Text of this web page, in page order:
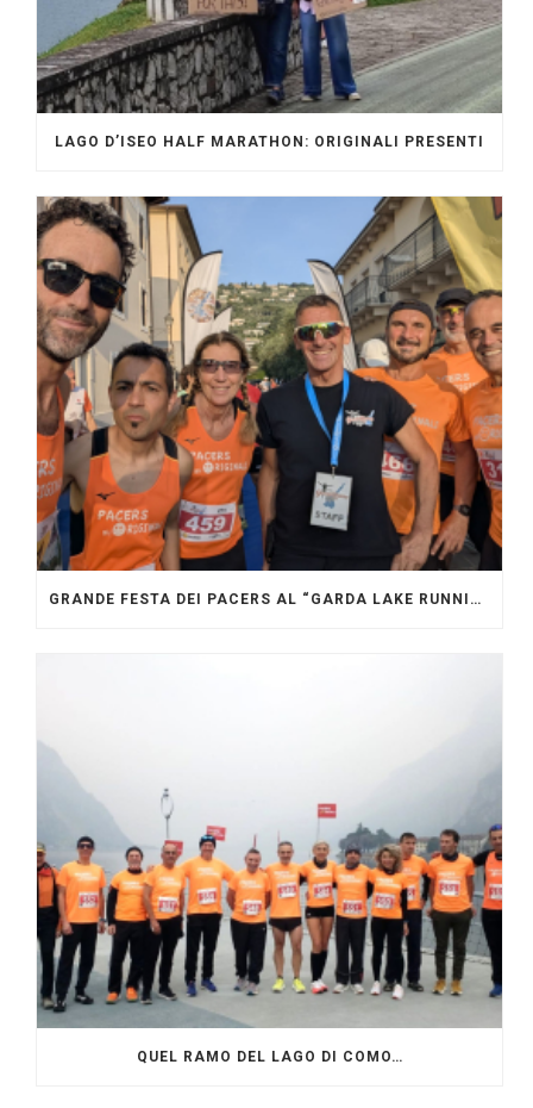
LAGO D’ISEO HALF MARATHON: ORIGINALI PRESENTI
GRANDE FESTA DEI PACERS AL “GARDA LAKE RUNNING FESTIVAL”
QUEL RAMO DEL LAGO DI COMO…